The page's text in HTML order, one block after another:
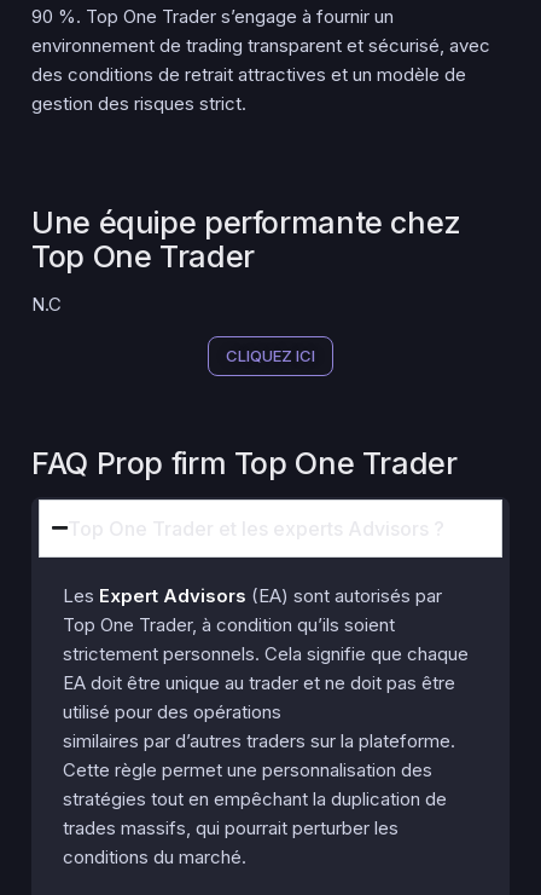
90 %. Top One Trader s’engage à fournir un
environnement de trading transparent et sécurisé, avec
des conditions de retrait attractives et un modèle de
gestion des risques strict.
Une équipe performante chez
Top One Trader
N.C
CLIQUEZ ICI
FAQ Prop firm Top One Trader
Top One Trader et les experts Advisors ?
Les Expert Advisors (EA) sont autorisés par
Top One Trader, à condition qu’ils soient
strictement personnels. Cela signifie que chaque
EA doit être unique au trader et ne doit pas être
utilisé pour des opérations
similaires par d’autres traders sur la plateforme.
Cette règle permet une personnalisation des
stratégies tout en empêchant la duplication de
trades massifs, qui pourrait perturber les
conditions du marché.